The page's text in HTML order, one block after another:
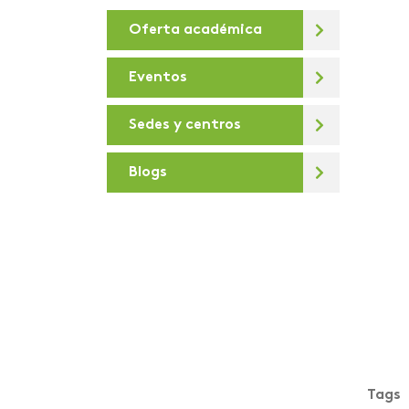
De la U
Debates virtuales
Deportes
Día de la sostenibilidad
Diálogos para la
Oferta académica
Eventos
Sedes y centros
Blogs
Tags